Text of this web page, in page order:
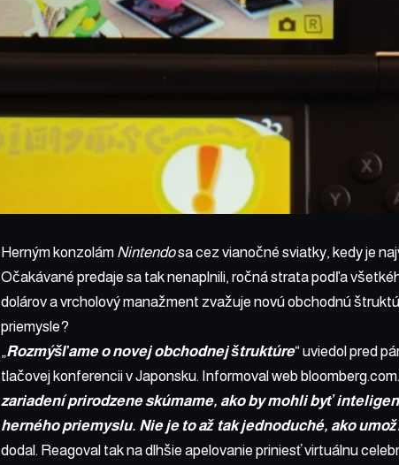
Herným konzolám Nintendosa cez vianočné sviatky, kedy je
Očakávané predaje sa tak nenaplnili, ročná strata podľa
dolárova vrcholový manažment zvažuje novú obchodnú
priemysle?
„Rozmýšľame o novej obchodnej štruktúre“ uviedol pred
tlačovej konferencii v Japonsku. Informoval webbloomberg.com
zariadení prirodzene skúmame, ako by mohli byť
herného priemyslu. Nie je to až tak jednoduché, ako
dodal. Reagoval tak na dlhšie apelovanie priniesť virtuálnu